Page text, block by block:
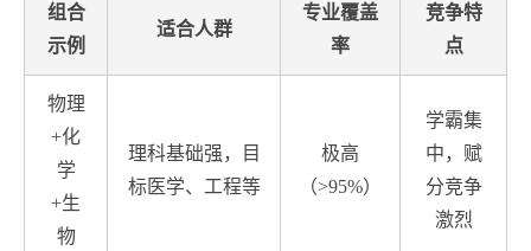
组合
示例
适合人群
专业覆盖
率
竞争特
点
物理
+化
学
+生
物
理科基础强，目
标医学、工程等
极高
（>95%）
学霸集
中，赋
分竞争
激烈